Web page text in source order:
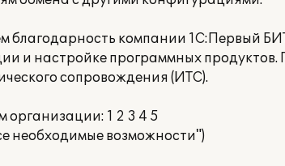
компании 1С:Первый
и настройке программных продуктов.
сопровождения (ИТС).
организации: 1 2 3 4 5
необходимые возможности")